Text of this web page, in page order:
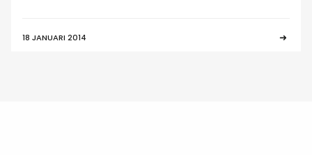
18 JANUARI 2014